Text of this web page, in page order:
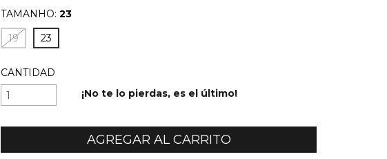
TAMANHO: 23
19
23
CANTIDAD
¡No te lo pierdas, es el último!